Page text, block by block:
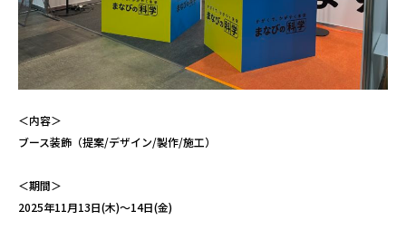
＜内容＞
ブース装飾（提案/デザイン/製作/施工）
＜期間＞
2025年11月13日(木)～14日(金)